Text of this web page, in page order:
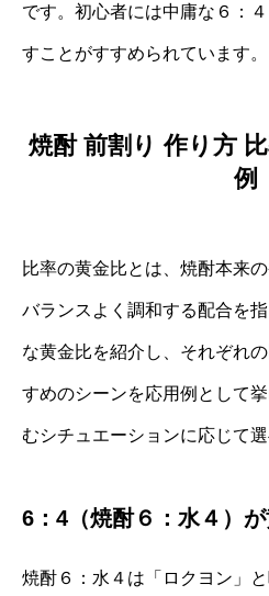
です。初心者には中庸な６：
すことがすすめられています。
焼酎 前割り 作り方
例
比率の黄金比とは、焼酎本来
バランスよく調和する配合を
な黄金比を紹介し、それぞれ
すめのシーンを応用例として
むシチュエーションに応じて
6：4（焼酎６：水４）
焼酎６：水４は「ロクヨン」